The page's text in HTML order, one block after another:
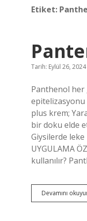
Etiket:
Tarih: Eylül 26, 2024
Panthenol her
epitelizasyonu
plus krem;
bir doku elde
Giysilerde leke
UYGULAMA
kullanılır?
Devamını